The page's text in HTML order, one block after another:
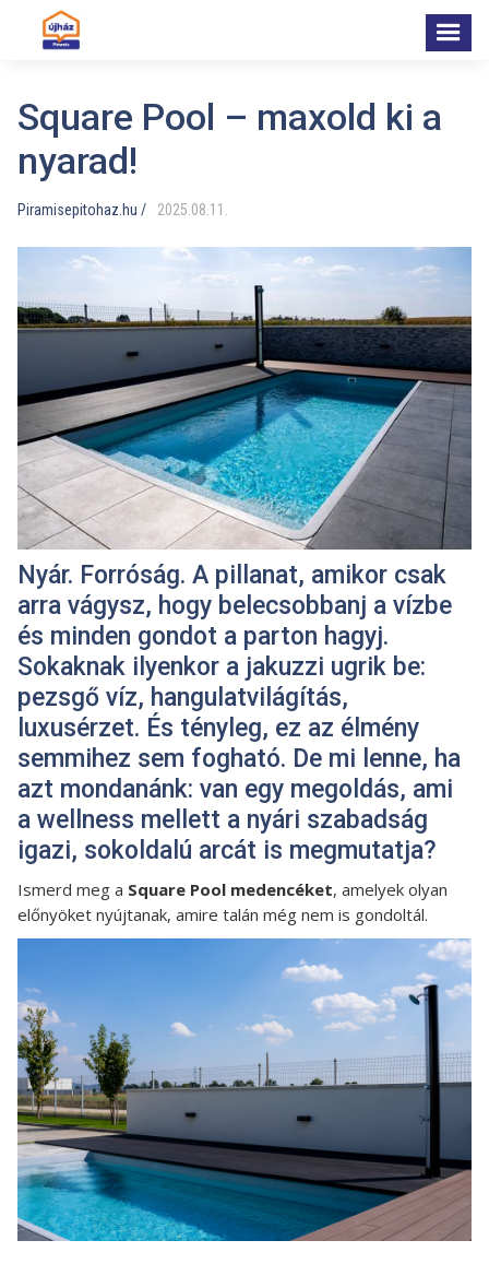
Square Pool – maxold ki a
nyarad!
Piramisepitohaz.hu / 2025 08 11
Nyár. Forróság. A pillanat, amikor csak
arra vágysz, hogy belecsobbanj a vízbe
és minden gondot a parton hagyj.
Sokaknak ilyenkor a jakuzzi ugrik be:
pezsgő víz, hangulatvilágítás,
luxusérzet. És tényleg, ez az élmény
semmihez sem fogható. De mi lenne, ha
azt mondanánk: van egy megoldás, ami
a wellness mellett a nyári szabadság
igazi, sokoldalú arcát is megmutatja?
Ismerd meg a Square Pool medencéket, amelyek olyan
előnyöket nyújtanak, amire talán még nem is gondoltál.